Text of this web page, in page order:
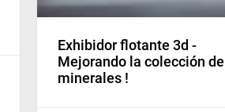
Exhibidor flotante 3d -
Mejorando la colección de
minerales !